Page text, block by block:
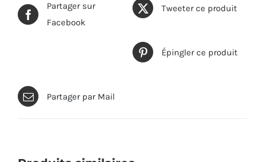
Partager sur
Facebook
Tweeter ce produit
Épingler ce produit
Partager par Mail